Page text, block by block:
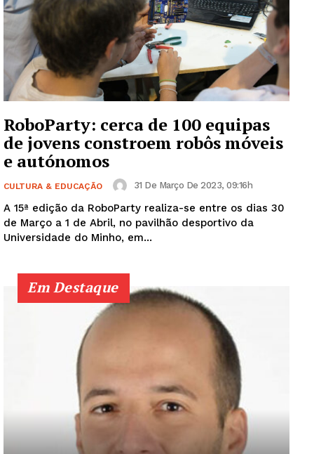
RoboParty: cerca de 100 equipas
de jovens constroem robôs móveis
e autónomos
CULTURA & EDUCAÇÃO 31 De Março De 2023, 09:16h
A 15ª edição da RoboParty realiza-se entre os dias 30
de Março a 1 de Abril, no pavilhão desportivo da
Universidade do Minho, em...
Em Destaque